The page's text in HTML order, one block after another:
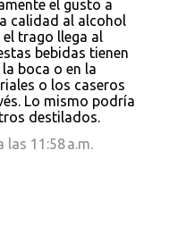
el gusto a
calidad al alcohol
trago llega al
bebidas tienen
boca o en la
o los caseros
Lo mismo podría
destilados.
las 11:58 a.m.